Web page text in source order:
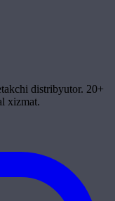
distribyutor. 20+
xizmat.